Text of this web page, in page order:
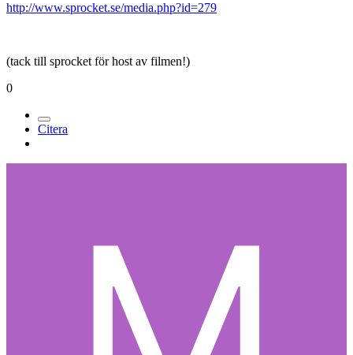
http://www.sprocket.se/media.php?id=279
(tack till sprocket för host av filmen!)
0
Citera